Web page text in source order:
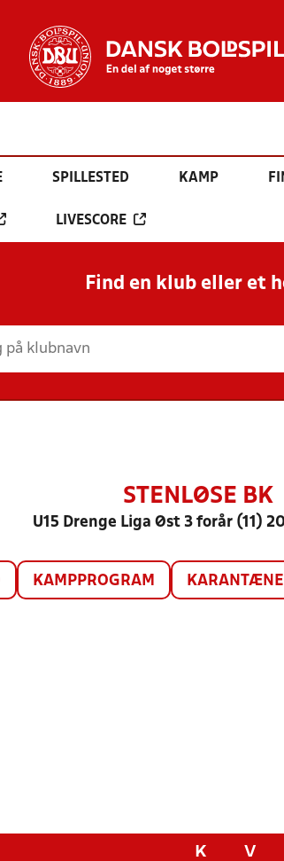
SPILLESTED KAMP
LIVESCORE
Find en klub eller et
STENLØSE BK
U15 Drenge Liga Øst 3 forår (11)
KAMPPROGRAM
K V